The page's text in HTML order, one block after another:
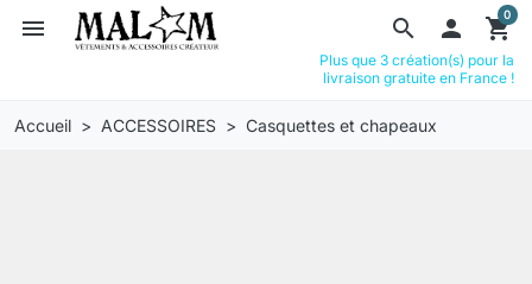
search
menu  shopping_cart
0
Plus que 3 création(s) pour la
livraison gratuite en France !
Accueil ACCESSOIRES Casquettes et chapeaux